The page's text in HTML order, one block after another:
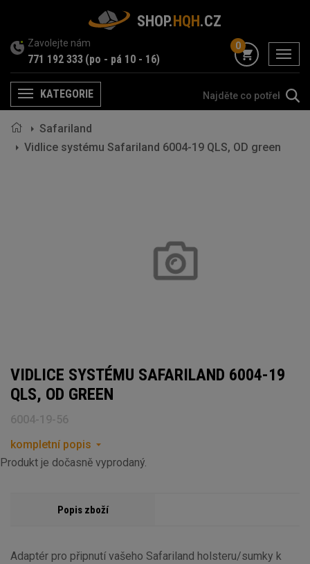
SHOP.HQH.CZ
Zavolejte nám
771 192 333 (po - pá 10 - 16) menu
0
MenuKATEGORIE
Safariland
Vidlice systému Safariland 6004-19 QLS, OD green
VIDLICE SYSTÉMU SAFARILAND 6004-19
QLS, OD GREEN
6004-19-56
kompletní popis
Produkt je dočasně vyprodaný.
Popis zboží
Adaptér pro připnutí vašeho Safariland holsteru/sumky k